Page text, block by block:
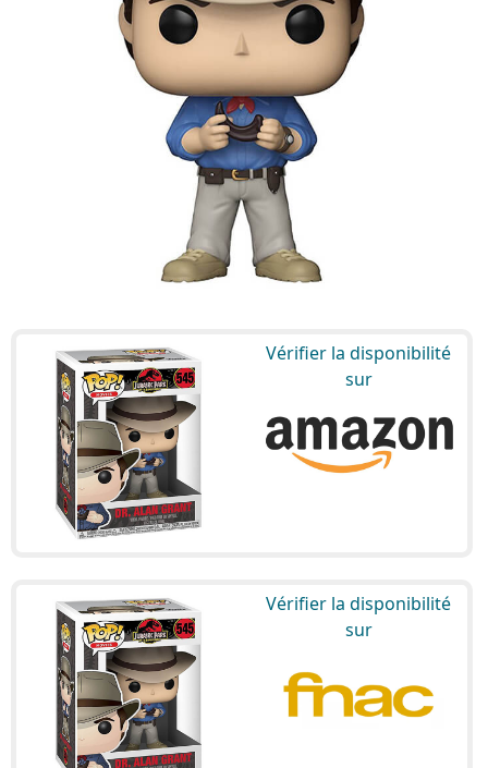
Vérifier la disponibilité
sur
Vérifier la disponibilité
sur